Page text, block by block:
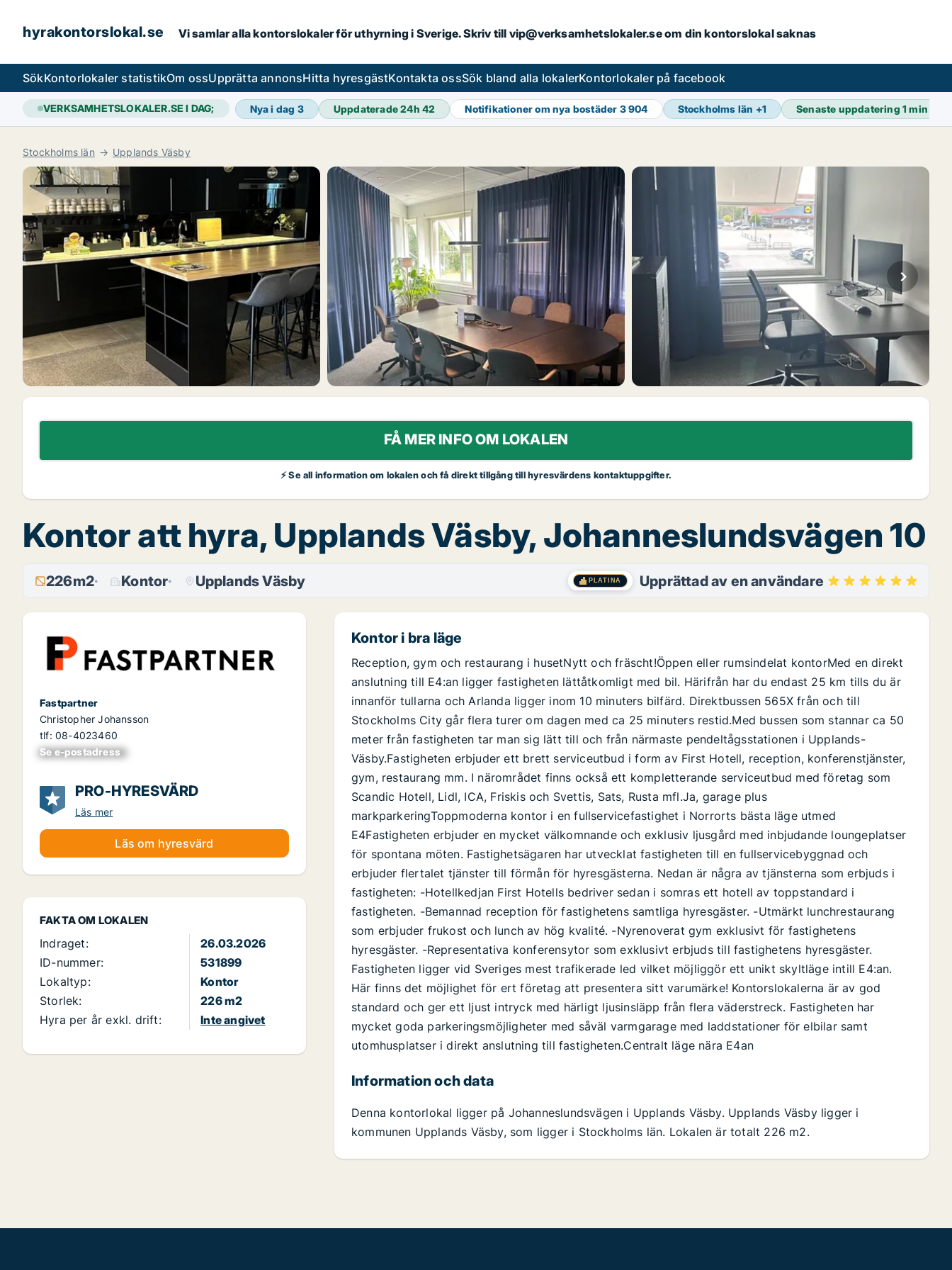
hyrakontorslokal.se Vi samlar alla kontorslokaler för uthyrning i Sverige. Skriv till vip@verksamhetslokaler.se om din kontorslokal saknas
SökKontorlokaler statistikOm ossUpprätta annonsHitta hyresgästKontakta ossSök bland alla lokalerKontorlokaler på facebook
VERKSAMHETSLOKALER.SE I DAG; Nya i dag 3 Uppdaterade 24h42 Notifikationer om nya bostäder 3 904 Stockholms län +1 Senaste uppdatering1 min
Stockholms län Upplands Väsby
FÅ MER INFO OM LOKALEN
⚡ Se all information om lokalen och få direkt tillgång till hyresvärdens kontaktuppgifter.
Kontor att hyra, Upplands Väsby, Johanneslundsvägen 10
226m2 Kontor Upplands Väsby PLATINA Upprättad av en användare
Fastpartner
Christopher Johansson
tlf: 08-4023460
Se e-postadress
xxxxxxxxxxxxxxx
PRO-HYRESVÄRD
Läs mer
Läs om hyresvärd
FAKTA OM LOKALEN
Indraget:
26.03.2026
ID-nummer:
531899
Lokaltyp:
Kontor
Storlek:
226 m2
Hyra per år exkl. drift:
Inte angivet
Kontor i bra läge
Reception, gym och restaurang i husetNytt och fräscht!Öppen eller rumsindelat kontorMed en direkt
anslutning till E4:an ligger fastigheten lättåtkomligt med bil. Härifrån har du endast 25 km tills du är
innanför tullarna och Arlanda ligger inom 10 minuters bilfärd. Direktbussen 565X från och till
Stockholms City går flera turer om dagen med ca 25 minuters restid.Med bussen som stannar ca 50
meter från fastigheten tar man sig lätt till och från närmaste pendeltågsstationen i Upplands-
Väsby.Fastigheten erbjuder ett brett serviceutbud i form av First Hotell, reception, konferenstjänster,
gym, restaurang mm. I närområdet finns också ett kompletterande serviceutbud med företag som
Scandic Hotell, Lidl, ICA, Friskis och Svettis, Sats, Rusta mfl.Ja, garage plus
markparkeringToppmoderna kontor i en fullservicefastighet i Norrorts bästa läge utmed
E4Fastigheten erbjuder en mycket välkomnande och exklusiv ljusgård med inbjudande loungeplatser
för spontana möten. Fastighetsägaren har utvecklat fastigheten till en fullservicebyggnad och
erbjuder flertalet tjänster till förmån för hyresgästerna. Nedan är några av tjänsterna som erbjuds i
fastigheten: -Hotellkedjan First Hotells bedriver sedan i somras ett hotell av toppstandard i
fastigheten. -Bemannad reception för fastighetens samtliga hyresgäster. -Utmärkt lunchrestaurang
som erbjuder frukost och lunch av hög kvalité. -Nyrenoverat gym exklusivt för fastighetens
hyresgäster. -Representativa konferensytor som exklusivt erbjuds till fastighetens hyresgäster.
Fastigheten ligger vid Sveriges mest trafikerade led vilket möjliggör ett unikt skyltläge intill E4:an.
Här finns det möjlighet för ert företag att presentera sitt varumärke! Kontorslokalerna är av god
standard och ger ett ljust intryck med härligt ljusinsläpp från flera väderstreck. Fastigheten har
mycket goda parkeringsmöjligheter med såväl varmgarage med laddstationer för elbilar samt
utomhusplatser i direkt anslutning till fastigheten.Centralt läge nära E4an
Information och data
Denna kontorlokal ligger på Johanneslundsvägen i Upplands Väsby. Upplands Väsby ligger i
kommunen Upplands Väsby, som ligger i Stockholms län. Lokalen är totalt 226 m2.